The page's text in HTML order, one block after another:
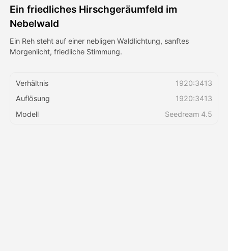
Galerie
Blog
Preise
Ein friedliches Hirschgeräumfeld im
Nebelwald
Ein Reh steht auf einer nebligen Waldlichtung, sanftes
Morgenlicht, friedliche Stimmung.
Verhältnis
1920:3413
Auflösung
1920:3413
Modell
Seedream 4.5